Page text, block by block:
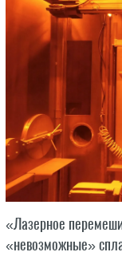
«Лазерное
«невозможные»